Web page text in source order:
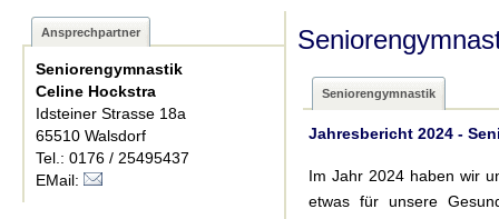
Ansprechpartner
Seniorengymnastik
Celine Hockstra
Idsteiner Strasse 18a
65510 Walsdorf
Tel.: 0176 / 25495437
EMail:
Seniorengymnastik
Jahresbericht 2024 -
Im Jahr 2024 haben wir
etwas für unsere